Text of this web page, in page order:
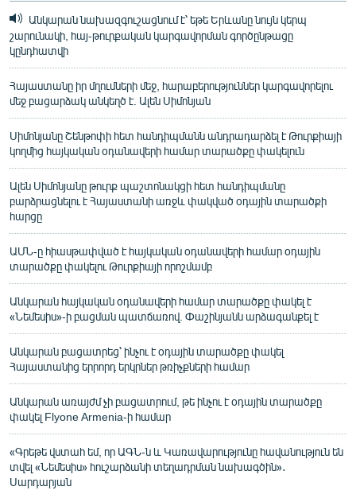
Անկարան նախազգուշացնում է՝ եթե Երևանը նույն կերպ
շարունակի, հայ-թուրքական կարգավորման գործընթացը
կընդհատվի
Հայաստանը իր մղումների մեջ, հարաբերություններ կարգավորելու
մեջ բացարձակ անկեղծ է. Ալեն Սիմոնյան
Սիմոնյանը Շենթոփի հետ հանդիպմանն անդրադարձել է Թուրքիայի
կողմից հայկական օդանավերի համար տարածքը փակելուն
Ալեն Սիմոնյանը թուրք պաշտոնակցի հետ հանդիպմանը
բարձրացնելու է Հայաստանի առջև փակված օդային տարածքի
հարցը
ԱՄՆ-ը հիասթափված է հայկական օդանավերի համար օդային
տարածքը փակելու Թուրքիայի որոշմամբ
Անկարան հայկական օդանավերի համար տարածքը փակել է
«Նեմեսիս»-ի բացման պատճառով. Փաշինյանն արձագանքել է
Անկարան բացատրեց՝ ինչու է օդային տարածքը փակել
Հայաստանից երրորդ երկրներ թռիչքների համար
Անկարան առայժմ չի բացատրում, թե ինչու է օդային տարածքը
փակել Flyone Armenia-ի համար
«Գրեթե վստահ եմ, որ ԱԳՆ-ն և Կառավարությունը հավանություն են
տվել «Նեմեսիս» հուշարձանի տեղադրման նախագծին»․
Սարդարյան